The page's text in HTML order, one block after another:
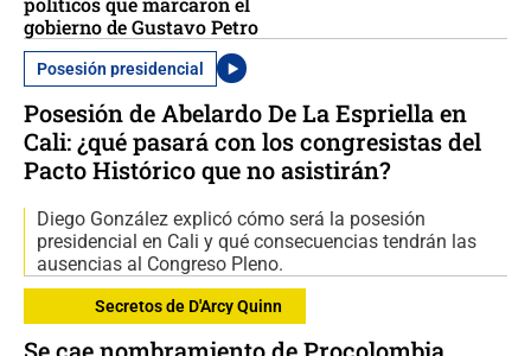
gobierno de Gustavo Petro
Posesión presidencial
Posesión de Abelardo De La Espriella en
Cali: ¿qué pasará con los congresistas del
Pacto Histórico que no asistirán?
Diego González explicó cómo será la posesión
presidencial en Cali y qué consecuencias tendrán las
ausencias al Congreso Pleno.
Secretos de D'Arcy Quinn
Se cae nombramiento de Procolombia